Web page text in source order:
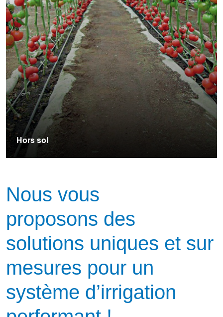
Hors sol
Nous vous
proposons des
solutions uniques et sur
mesures pour un
système d’irrigation